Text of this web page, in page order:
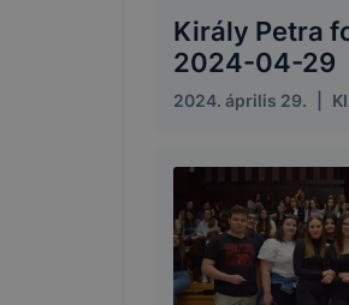
Király Petra
2024-04-29
2024. április 29.